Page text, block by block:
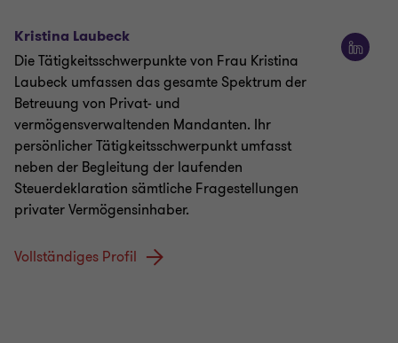
Kristina Laubeck
Die Tätigkeitsschwerpunkte von Frau Kristina
Laubeck umfassen das gesamte Spektrum der
Betreuung von Privat- und
vermögensverwaltenden Mandanten. Ihr
persönlicher Tätigkeitsschwerpunkt umfasst
neben der Begleitung der laufenden
Steuerdeklaration sämtliche Fragestellungen
privater Vermögensinhaber.
Vollständiges Profil